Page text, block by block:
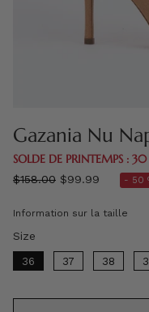
Gazania Nu
SOLDE DE PRINTEMPS :
régulier
$158.00 $99.99 - 50
Information sur la taille
Size
36 37 38